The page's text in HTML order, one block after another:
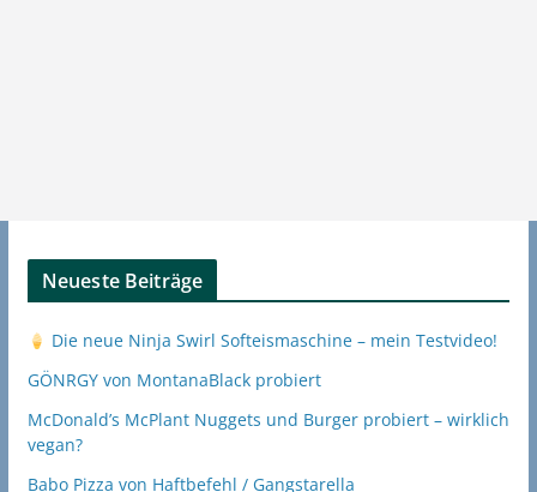
Neueste Beiträge
Die neue Ninja Swirl Softeismaschine – mein Testvideo!
GÖNRGY von MontanaBlack probiert
McDonald’s McPlant Nuggets und Burger probiert – wirklich
vegan?
Babo Pizza von Haftbefehl / Gangstarella